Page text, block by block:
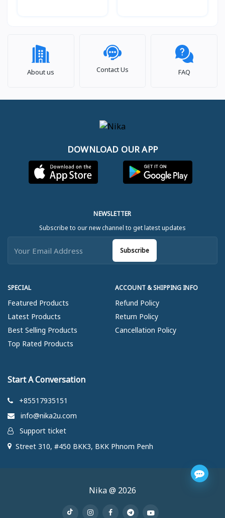
About us Contact Us FAQ
DOWNLOAD OUR APP
SPECIAL
Featured Products
Latest Products
Best Selling Products
Top Rated Products
ACCOUNT & SHIPPING INFO
Refund Policy
Return Policy
Cancellation Policy
NEWSLETTER
Subscribe to our new channel to get latest updates
Subscribe
Start A Conversation
+85517935151
info@nika2u.com
Support ticket
Street 310, #450 BKK3, BKK Phnom Penh
Nika @ 2026